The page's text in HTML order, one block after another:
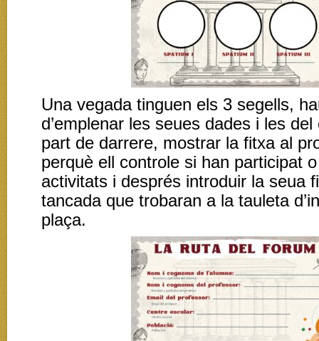
Una vegada tinguen els 3 segells,
d’emplenar les seues dades i les
part de darrere, mostrar la fitxa al
perquè ell controle si han participat
activitats i després introduir la seua
tancada que trobaran a la tauleta
plaça.